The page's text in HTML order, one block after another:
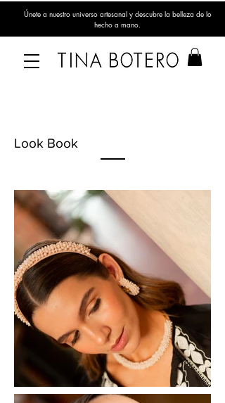
Únete a nuestro universo artesanal y descubre la belleza de lo
hecho a mano.
Look Book